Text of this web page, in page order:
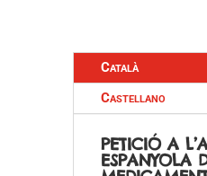
Català
Castellano
PETICIÓ A
ESPANYOLA